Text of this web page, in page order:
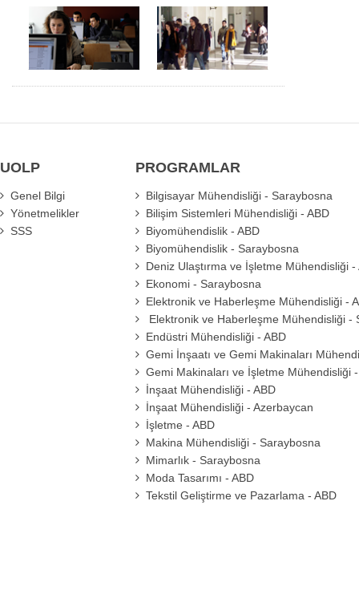
UOLP
Genel Bilgi
Yönetmelikler
SSS
PROGRAMLAR
Bilgisayar Mühendisliği - Saraybosna
Bilişim Sistemleri Mühendisliği - ABD
Biyomühendislik - ABD
Biyomühendislik - Saraybosna
Deniz Ulaştırma ve İşletme Mühendisliği -
Ekonomi - Saraybosna
Elektronik ve Haberleşme Mühendisliği -
Elektronik ve Haberleşme Mühendisliği -
Endüstri Mühendisliği - ABD
Gemi İnşaatı ve Gemi Makinaları
Gemi Makinaları ve İşletme Mühendisliği
İnşaat Mühendisliği - ABD
İnşaat Mühendisliği - Azerbaycan
İşletme - ABD
Makina Mühendisliği - Saraybosna
Mimarlık - Saraybosna
Moda Tasarımı - ABD
Tekstil Geliştirme ve Pazarlama - ABD